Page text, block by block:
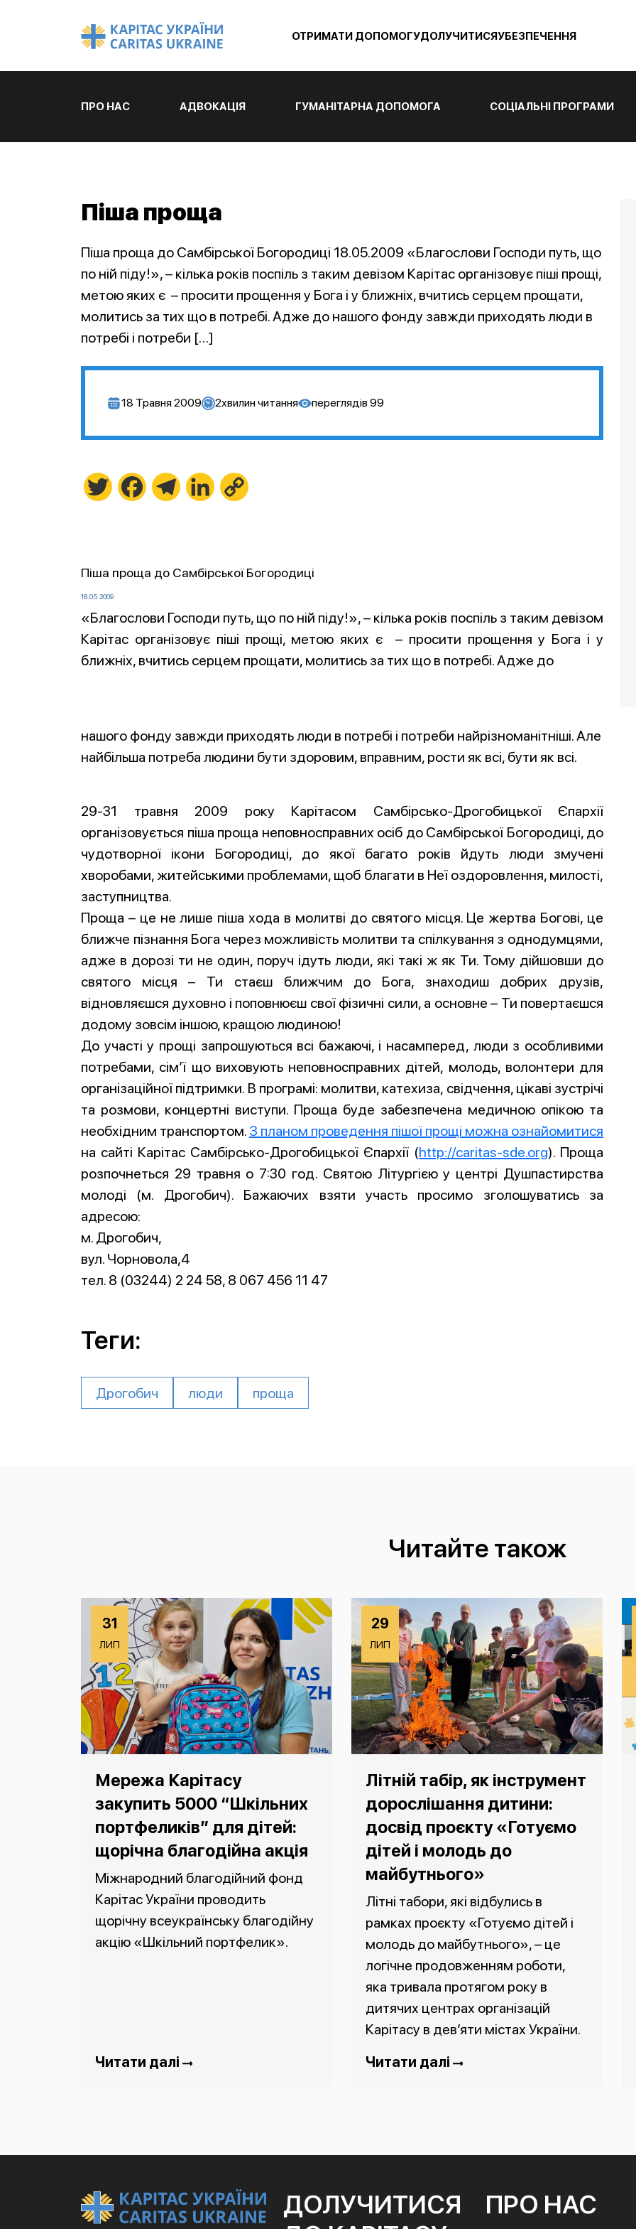
ОТРИМАТИ ДОПОМОГУДОЛУЧИТИСЯУБЕЗПЕЧЕННЯ
ПРО НАС АДВОКАЦІЯ ГУМАНІТАРНА ДОПОМОГА СОЦІАЛЬНІ ПРОГРАМИ
Піша проща
Піша проща до Самбірської Богородиці 18.05.2009 «Благослови Господи путь, що
по ній піду!», – кілька років поспіль з таким девізом Карітас організовує піші прощі,
метою яких є – просити прощення у Бога і у ближніх, вчитись серцем прощати,
молитись за тих що в потребі. Адже до нашого фонду завжди приходять люди в
потребі і потреби […]
18 Травня 2009 2хвилин читання переглядів 99
Twitter FacebookTelegramLinkedIn
Піша проща до Самбірської Богородиці
18.05.2009
«Благослови Господи путь, що по ній піду!», – кілька років поспіль з таким девізом
Карітас організовує піші прощі, метою яких є – просити прощення у Бога і у
ближніх, вчитись серцем прощати, молитись за тих що в потребі. Адже до
нашого фонду завжди приходять люди в потребі і потреби найрізноманітніші. Але
найбільша потреба людини бути здоровим, вправним, рости як всі, бути як всі.
29-31 травня 2009 року Карітасом Самбірсько-Дрогобицької Єпархії
організовується піша проща неповносправних осіб до Самбірської Богородиці, до
чудотворної ікони Богородиці, до якої багато років йдуть люди змучені
хворобами, житейськими проблемами, щоб благати в Неї оздоровлення, милості,
заступництва.
Проща – це не лише піша хода в молитві до святого місця. Це жертва Богові, це
ближче пізнання Бога через можливість молитви та спілкування з однодумцями,
адже в дорозі ти не один, поруч ідуть люди, які такі ж як Ти. Тому дійшовши до
святого місця – Ти стаєш ближчим до Бога, знаходиш добрих друзів,
відновляєшся духовно і поповнюєш свої фізичні сили, а основне – Ти повертаєшся
додому зовсім іншою, кращою людиною!
До участі у прощі запрошуються всі бажаючі, і насамперед, люди з особливими
потребами, сім’ї що виховують неповносправних дітей, молодь, волонтери для
організаційної підтримки. В програмі: молитви, катехиза, свідчення, цікаві зустрічі
та розмови, концертні виступи. Проща буде забезпечена медичною опікою та
необхідним транспортом. З планом проведення пішої прощі можна ознайомитися
на сайті Карітас Самбірсько-Дрогобицької Єпархії (http://caritas-sde.org). Проща
розпочнеться 29 травня о 7:30 год. Святою Літургією у центрі Душпастирства
молоді (м. Дрогобич). Бажаючих взяти участь просимо зголошуватись за
адресою:
м. Дрогобич,
вул. Чорновола,4
тел. 8 (03244) 2 24 58, 8 067 456 11 47
Теги:
Дрогобич люди проща
Читайте також
31
ЛИП
Мережа Карітасу
закупить 5000 “Шкільних
портфеликів” для дітей:
щорічна благодійна акція
Міжнародний благодійний фонд
Карітас України проводить
щорічну всеукраїнську благодійну
акцію «Шкільний портфелик».
Читати далі
29
ЛИП
Літній табір, як інструмент
дорослішання дитини:
досвід проєкту «Готуємо
дітей і молодь до
майбутнього»
Літні табори, які відбулись в
рамках проєкту «Готуємо дітей і
молодь до майбутнього», – це
логічне продовженням роботи,
яка тривала протягом року в
дитячих центрах організацій
Карітасу в дев’яти містах України.
Читати далі
ДОЛУЧИТИСЯ
ПРО НАС